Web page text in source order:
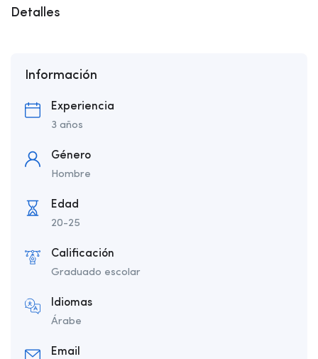
Detalles
Información
Experiencia
3 años
Género
Hombre
Edad
20-25
Calificación
Graduado escolar
Idiomas
Árabe
Email